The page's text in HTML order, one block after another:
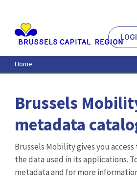
contenu
principal
Home
Brussels
metadata
Brussels Mobility gives you
the data used in its applications.
metadata and for more